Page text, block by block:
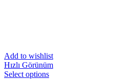
Add to wishlist
Hızlı Görünüm
Select options